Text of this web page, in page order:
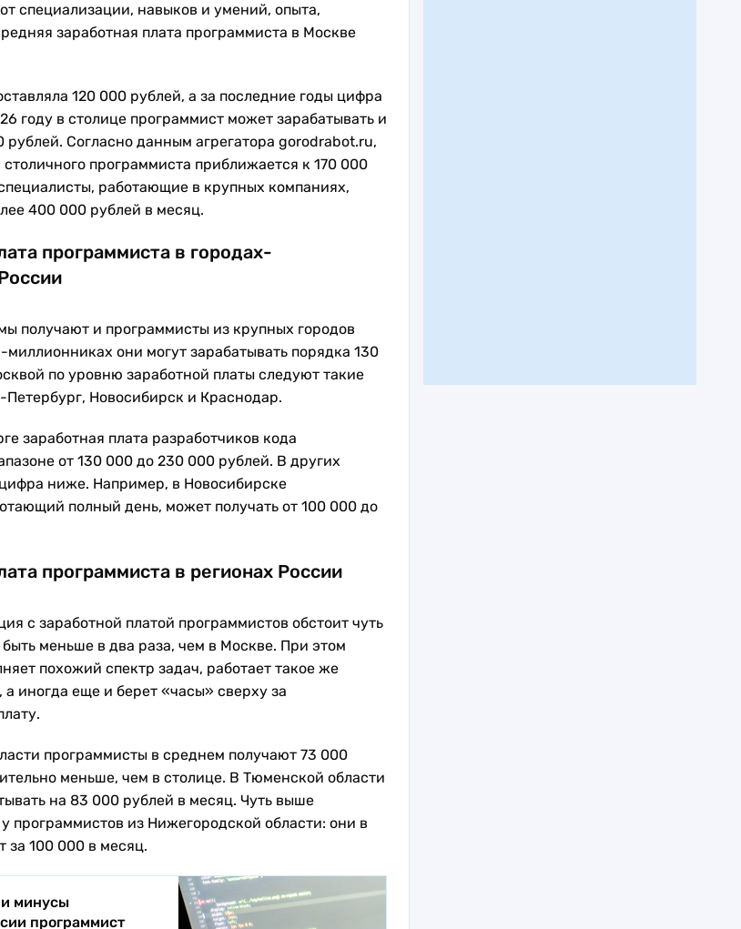
специализации, навыков и умений, опыта,
заработная плата программиста в Москве
120 000 рублей, а за последние годы цифра
году в столице программист может зарабатывать и
Согласно данным агрегатора gorodrabot.ru,
программиста приближается к 170 000
работающие в крупных компаниях,
400 000 рублей в месяц.
программиста в городах-
получают и программисты из крупных городов
миллионниках они могут зарабатывать порядка 130
по уровню заработной платы следуют такие
Петербург, Новосибирск и Краснодар.
заработная плата разработчиков кода
от 130 000 до 230 000 рублей. В других
ниже. Например, в Новосибирске
полный день, может получать от 100 000 до
программиста в регионах России
с заработной платой программистов обстоит чуть
меньше в два раза, чем в Москве. При этом
похожий спектр задач, работает такое же
а иногда еще и берет «часы» сверху за
программисты в среднем получают 73 000
меньше, чем в столице. В Тюменской области
на 83 000 рублей в месяц. Чуть выше
программистов из Нижегородской области: они в
за 100 000 в месяц.
минусы
программист